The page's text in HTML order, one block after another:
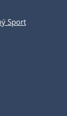
Sport